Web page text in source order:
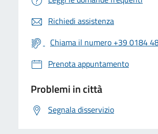
Richiedi assistenza
Chiama il numero +39 0184
Prenota appuntamento
Problemi in città
Segnala disservizio